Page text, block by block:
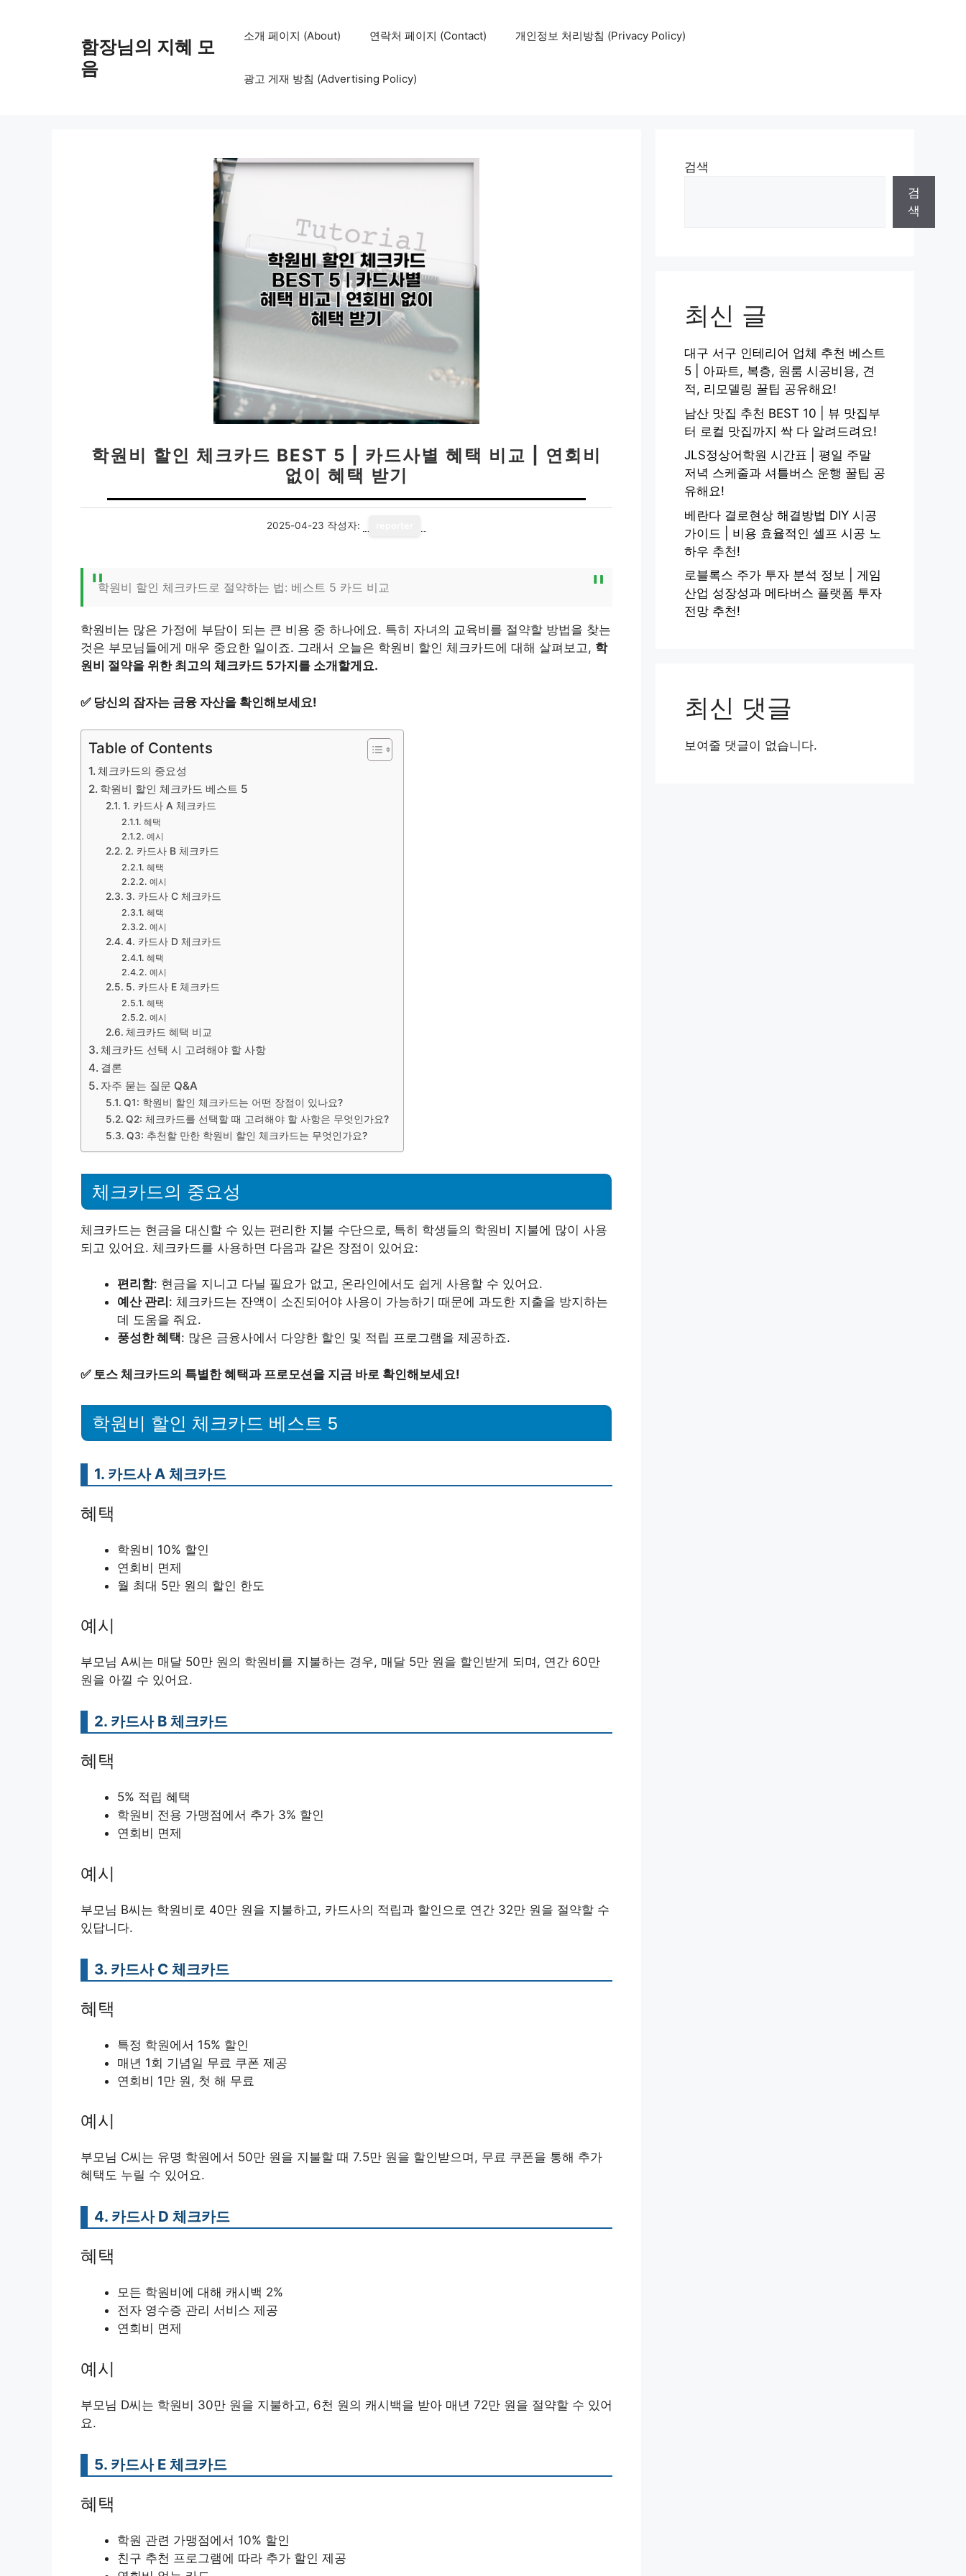
함장님의 지혜 모
음
소개 페이지 (About) 연락처 페이지 (Contact) 개인정보 처리방침 (Privacy Policy)
광고 게재 방침 (Advertising Policy)
학원비 할인 체크카드 BEST 5 | 카드사별 혜택 비교 | 연회비
없이 혜택 받기
2025-04-23 작성자:
학원비 할인 체크카드로 절약하는 법: 베스트 5 카드 비교
학원비는 많은 가정에 부담이 되는 큰 비용 중 하나에요. 특히 자녀의 교육비를 절약할 방법을 찾는
것은 부모님들에게 매우 중요한 일이죠. 그래서 오늘은 학원비 할인 체크카드에 대해 살펴보고, 학
원비 절약을 위한 최고의 체크카드 5가지를 소개할게요.
✅ 당신의 잠자는 금융 자산을 확인해보세요!
Table of Contents
체크카드의 중요성
학원비 할인 체크카드 베스트 5
1. 카드사 A 체크카드
혜택
예시
2. 카드사 B 체크카드
혜택
예시
3. 카드사 C 체크카드
혜택
예시
4. 카드사 D 체크카드
혜택
예시
5. 카드사 E 체크카드
혜택
예시
체크카드 혜택 비교
체크카드 선택 시 고려해야 할 사항
결론
자주 묻는 질문 Q&A
Q1: 학원비 할인 체크카드는 어떤 장점이 있나요?
Q2: 체크카드를 선택할 때 고려해야 할 사항은 무엇인가요?
Q3: 추천할 만한 학원비 할인 체크카드는 무엇인가요?
체크카드의 중요성
체크카드는 현금을 대신할 수 있는 편리한 지불 수단으로, 특히 학생들의 학원비 지불에 많이 사용
되고 있어요. 체크카드를 사용하면 다음과 같은 장점이 있어요:
편리함: 현금을 지니고 다닐 필요가 없고, 온라인에서도 쉽게 사용할 수 있어요.
예산 관리 : 체크카드는 잔액이 소진되어야 사용이 가능하기 때문에 과도한 지출을 방지하는
데 도움을 줘요.
풍성한 혜택: 많은 금융사에서 다양한 할인 및 적립 프로그램을 제공하죠.
✅ 토스 체크카드의 특별한 혜택과 프로모션을 지금 바로 확인해보세요!
학원비 할인 체크카드 베스트 5
1. 카드사 A 체크카드
혜택
학원비 10% 할인
연회비 면제
월 최대 5만 원의 할인 한도
예시
부모님 A씨는 매달 50만 원의 학원비를 지불하는 경우, 매달 5만 원을 할인받게 되며, 연간 60만
원을 아낄 수 있어요.
2. 카드사 B 체크카드
혜택
5% 적립 혜택
학원비 전용 가맹점에서 추가 3% 할인
연회비 면제
예시
부모님 B씨는 학원비로 40만 원을 지불하고, 카드사의 적립과 할인으로 연간 32만 원을 절약할 수
있답니다.
3. 카드사 C 체크카드
혜택
특정 학원에서 15% 할인
매년 1회 기념일 무료 쿠폰 제공
연회비 1만 원, 첫 해 무료
예시
부모님 C씨는 유명 학원에서 50만 원을 지불할 때 7.5만 원을 할인받으며, 무료 쿠폰을 통해 추가
혜택도 누릴 수 있어요.
4. 카드사 D 체크카드
혜택
모든 학원비에 대해 캐시백 2%
전자 영수증 관리 서비스 제공
연회비 면제
예시
부모님 D씨는 학원비 30만 원을 지불하고, 6천 원의 캐시백을 받아 매년 72만 원을 절약할 수 있어
요.
5. 카드사 E 체크카드
혜택
학원 관련 가맹점에서 10% 할인
친구 추천 프로그램에 따라 추가 할인 제공
검색
검
색
최신 글
대구 서구 인테리어 업체 추천 베스트
5 | 아파트, 복층, 원룸 시공비용, 견
적, 리모델링 꿀팁 공유해요!
남산 맛집 추천 BEST 10 | 뷰 맛집부
터 로컬 맛집까지 싹 다 알려드려요!
JLS정상어학원 시간표 | 평일 주말
저녁 스케줄과 셔틀버스 운행 꿀팁 공
유해요!
베란다 결로현상 해결방법 DIY 시공
가이드 | 비용 효율적인 셀프 시공 노
하우 추천!
로블록스 주가 투자 분석 정보 | 게임
산업 성장성과 메타버스 플랫폼 투자
전망 추천!
최신 댓글
보여줄 댓글이 없습니다.